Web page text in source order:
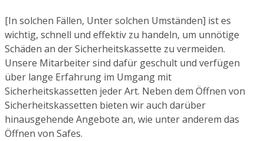
[In solchen Fällen, Unter solchen Umständen] ist es
wichtig, schnell und effektiv zu handeln, um unnötige
Schäden an der Sicherheitskassette zu vermeiden.
Unsere Mitarbeiter sind dafür geschult und verfügen
über lange Erfahrung im Umgang mit
Sicherheitskassetten jeder Art. Neben dem Öffnen von
Sicherheitskassetten bieten wir auch darüber
hinausgehende Angebote an, wie unter anderem das
Öffnen von Safes.